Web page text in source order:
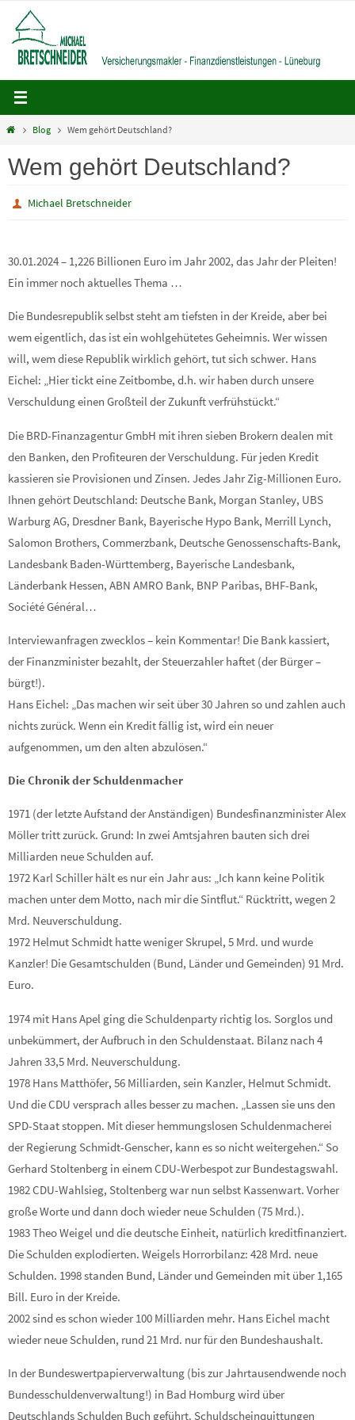
Inhalt
springen
HomeBlog Wem gehört Deutschland?
Wem gehört Deutschland?
Michael Bretschneider
30.01.2024 – 1,226 Billionen Euro im Jahr 2002, das Jahr der Pleiten!
Ein immer noch aktuelles Thema …
Die Bundesrepublik selbst steht am tiefsten in der Kreide, aber bei
wem eigentlich, das ist ein wohlgehütetes Geheimnis. Wer wissen
will, wem diese Republik wirklich gehört, tut sich schwer. Hans
Eichel: „Hier tickt eine Zeitbombe, d.h. wir haben durch unsere
Verschuldung einen Großteil der Zukunft verfrühstückt.“
Die BRD-Finanzagentur GmbH mit ihren sieben Brokern dealen mit
den Banken, den Profiteuren der Verschuldung. Für jeden Kredit
kassieren sie Provisionen und Zinsen. Jedes Jahr Zig-Millionen Euro.
Ihnen gehört Deutschland: Deutsche Bank, Morgan Stanley, UBS
Warburg AG, Dresdner Bank, Bayerische Hypo Bank, Merrill Lynch,
Salomon Brothers, Commerzbank, Deutsche Genossenschafts-Bank,
Landesbank Baden-Württemberg, Bayerische Landesbank,
Länderbank Hessen, ABN AMRO Bank, BNP Paribas, BHF-Bank,
Société Général…
Interviewanfragen zwecklos – kein Kommentar! Die Bank kassiert,
der Finanzminister bezahlt, der Steuerzahler haftet (der Bürger –
bürgt!).
Hans Eichel: „Das machen wir seit über 30 Jahren so und zahlen auch
nichts zurück. Wenn ein Kredit fällig ist, wird ein neuer
aufgenommen, um den alten abzulösen.“
Die Chronik der Schuldenmacher
1971 (der letzte Aufstand der Anständigen) Bundesfinanzminister Alex
Möller tritt zurück. Grund: In zwei Amtsjahren bauten sich drei
Milliarden neue Schulden auf.
1972 Karl Schiller hält es nur ein Jahr aus: „Ich kann keine Politik
machen unter dem Motto, nach mir die Sintflut.“ Rücktritt, wegen 2
Mrd. Neuverschuldung.
1972 Helmut Schmidt hatte weniger Skrupel, 5 Mrd. und wurde
Kanzler! Die Gesamtschulden (Bund, Länder und Gemeinden) 91 Mrd.
Euro.
1974 mit Hans Apel ging die Schuldenparty richtig los. Sorglos und
unbekümmert, der Aufbruch in den Schuldenstaat. Bilanz nach 4
Jahren 33,5 Mrd. Neuverschuldung.
1978 Hans Matthöfer, 56 Milliarden, sein Kanzler, Helmut Schmidt.
Und die CDU versprach alles besser zu machen. „Lassen sie uns den
SPD-Staat stoppen. Mit dieser hemmungslosen Schuldenmacherei
der Regierung Schmidt-Genscher, kann es so nicht weitergehen.“ So
Gerhard Stoltenberg in einem CDU-Werbespot zur Bundestagswahl.
1982 CDU-Wahlsieg, Stoltenberg war nun selbst Kassenwart. Vorher
große Worte und dann doch wieder neue Schulden (75 Mrd.).
1983 Theo Weigel und die deutsche Einheit, natürlich kreditfinanziert.
Die Schulden explodierten. Weigels Horrorbilanz: 428 Mrd. neue
Schulden. 1998 standen Bund, Länder und Gemeinden mit über 1,165
Bill. Euro in der Kreide.
2002 sind es schon wieder 100 Milliarden mehr. Hans Eichel macht
wieder neue Schulden, rund 21 Mrd. nur für den Bundeshaushalt.
In der Bundeswertpapierverwaltung (bis zur Jahrtausendwende noch
Bundesschuldenverwaltung!) in Bad Homburg wird über
Deutschlands Schulden Buch geführt. Schuldscheinquittungen